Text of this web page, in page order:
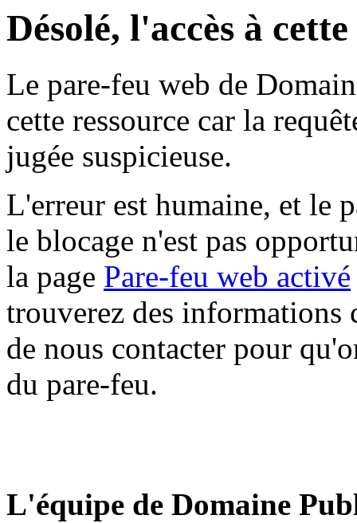
Désolé, l'accès à
Le pare-feu web de
cette ressource car la
jugée suspicieuse.
L'erreur est humaine, et le
le blocage n'est pas
la page Pare-feu web activé
trouverez des informations
de nous contacter pour
du pare-feu.
L'équipe de Domaine